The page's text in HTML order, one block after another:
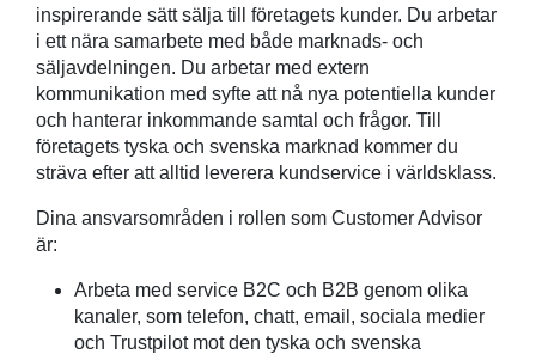
inspirerande sätt sälja till företagets kunder. Du arbetar
i ett nära samarbete med både marknads- och
säljavdelningen. Du arbetar med extern
kommunikation med syfte att nå nya potentiella kunder
och hanterar inkommande samtal och frågor. Till
företagets tyska och svenska marknad kommer du
sträva efter att alltid leverera kundservice i världsklass.
Dina ansvarsområden i rollen som Customer Advisor
är:
Arbeta med service B2C och B2B genom olika
kanaler, som telefon, chatt, email, sociala medier
och Trustpilot mot den tyska och svenska